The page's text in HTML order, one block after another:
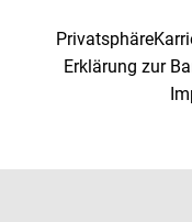
Privatsphäre
Erklärung zur